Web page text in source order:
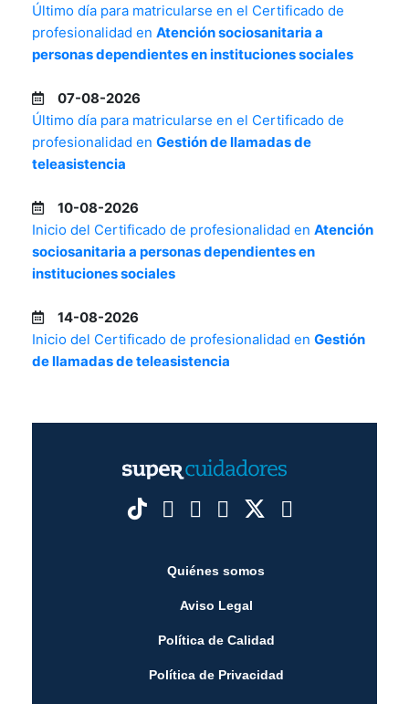
Último día para matricularse en el Certificado de
profesionalidad en Atención sociosanitaria a
personas dependientes en instituciones sociales
07-08-2026
Último día para matricularse en el Certificado de
profesionalidad en Gestión de llamadas de
teleasistencia
10-08-2026
Inicio del Certificado de profesionalidad en Atención
sociosanitaria a personas dependientes en
instituciones sociales
14-08-2026
Inicio del Certificado de profesionalidad en Gestión
de llamadas de teleasistencia
Quiénes somos
Aviso Legal
Política de Calidad
Política de Privacidad